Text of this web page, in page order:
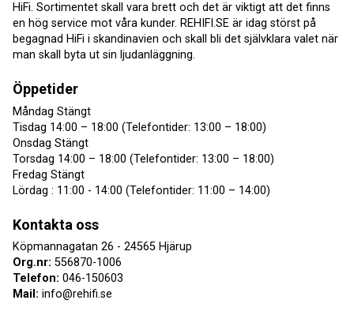
HiFi. Sortimentet skall vara brett och det är viktigt att det finns
en hög service mot våra kunder. REHIFI.SE är idag störst på
begagnad HiFi i skandinavien och skall bli det självklara valet när
man skall byta ut sin ljudanläggning.
Öppetider
Måndag Stängt
Tisdag 14:00 – 18:00 (Telefontider: 13:00 – 18:00)
Onsdag Stängt
Torsdag 14:00 – 18:00 (Telefontider: 13:00 – 18:00)
Fredag Stängt
Lördag : 11:00 - 14:00 (Telefontider: 11:00 – 14:00)
Kontakta oss
Köpmannagatan 26 - 24565 Hjärup
Org.nr: 556870-1006
Telefon: 046-150603
Mail: info@rehifi.se